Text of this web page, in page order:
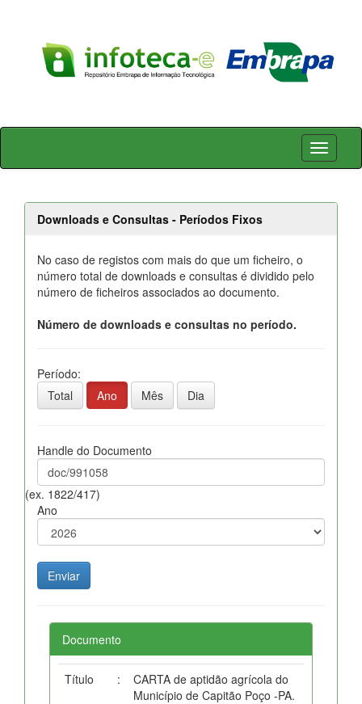
Skip
Downloads e Consultas - Períodos Fixos
No caso de registos com mais do que um ficheiro, o
número total de downloads e consultas é dividido pelo
número de ficheiros associados ao documento.
Número de downloads e consultas no período.
Período:
Total
Ano Mês Dia
Handle do Documento
(ex. 1822/417)
Ano
Documento
Título :
CARTA de aptidão agrícola do
Município de Capitão Poço -PA.